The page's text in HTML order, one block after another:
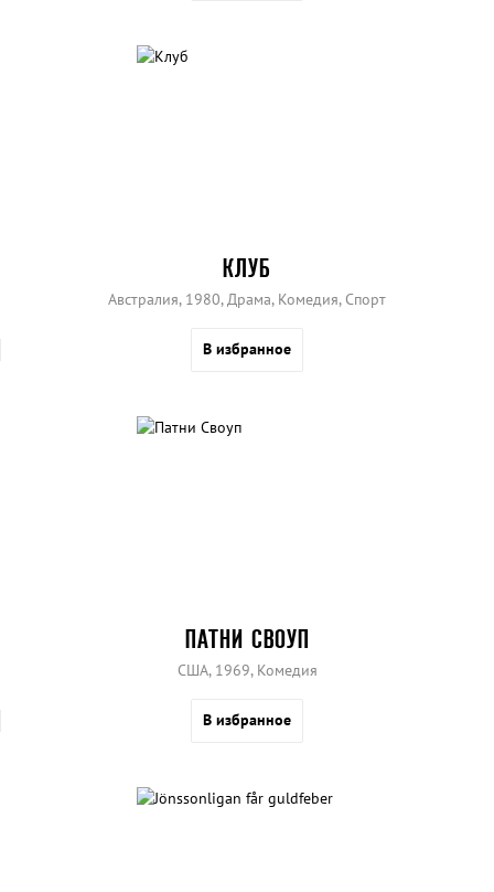
КЛУБ
Австралия, 1980, Драма, Комедия, Спорт
В избранное
ПАТНИ СВОУП
США, 1969, Комедия
В избранное